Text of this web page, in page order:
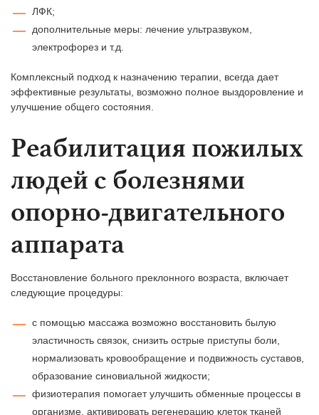
ЛФК;
дополнительные меры: лечение ультразвуком,
электрофорез и т.д.
Комплексный подход к назначению терапии, всегда дает
эффективные результаты, возможно полное выздоровление и
улучшение общего состояния.
Реабилитация пожилых
людей с болезнями
опорно-двигательного
аппарата
Восстановление больного преклонного возраста, включает
следующие процедуры:
с помощью массажа возможно восстановить былую
эластичность связок, снизить острые приступы боли,
нормализовать кровообращение и подвижность суставов,
образование синовиальной жидкости;
физиотерапия помогает улучшить обменные процессы в
организме, активировать регенерацию клеток тканей